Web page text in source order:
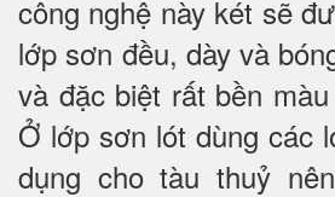
công nghệ này két sẽ
lớp sơn đều, dày và
và đặc biệt rất bền
Ở lớp sơn lót dùng các
dụng cho tàu thuỷ